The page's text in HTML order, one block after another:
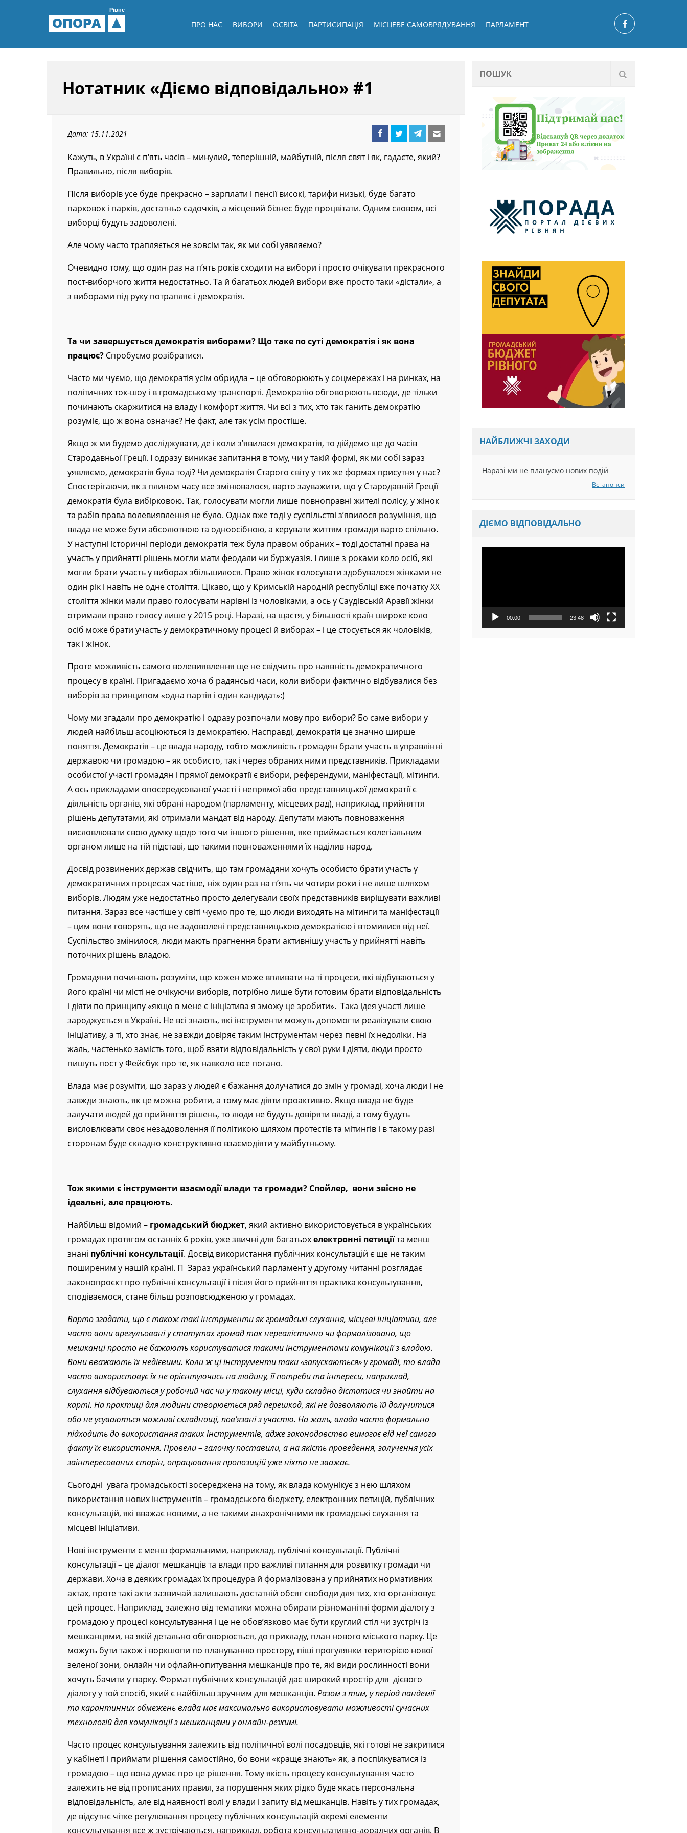
ОПОРА
Рівне
ПРО НАС ВИБОРИ ОСВІТА ПАРТИСИПАЦІЯ МІСЦЕВЕ САМОВРЯДУВАННЯ ПАРЛАМЕНТ
Нотатник «Діємо відповідально» #1
Дата: 15.11.2021
Кажуть, в Україні є п‘ять часів – минулий, теперішній, майбутній, після свят і як, гадаєте, який?
Правильно, після виборів.
Після виборів усе буде прекрасно – зарплати і пенсії високі, тарифи низькі, буде багато
парковок і парків, достатньо садочків, а місцевий бізнес буде процвітати. Одним словом, всі
виборці будуть задоволені.
Але чому часто трапляється не зовсім так, як ми собі уявляємо?
Очевидно тому, що один раз на п’ять років сходити на вибори і просто очікувати прекрасного
пост-виборчого життя недостатньо. Та й багатьох людей вибори вже просто таки «дістали», а
з виборами під руку потрапляє і демократія.
Та чи завершується демократія виборами? Що таке по суті демократія і як вона
працює? Спробуємо розібратися.
Часто ми чуємо, що демократія усім обридла – це обговорюють у соцмережах і на ринках, на
політичних ток-шоу і в громадському транспорті. Демократію обговорюють всюди, де тільки
починають скаржитися на владу і комфорт життя. Чи всі з тих, хто так ганить демократію
розуміє, що ж вона означає? Не факт, але так усім простіше.
Якщо ж ми будемо досліджувати, де і коли з’явилася демократія, то дійдемо ще до часів
Стародавньої Греції. І одразу виникає запитання в тому, чи у такій формі, як ми собі зараз
уявляємо, демократія була тоді? Чи демократія Старого світу у тих же формах присутня у нас?
Спостерігаючи, як з плином часу все змінювалося, варто зауважити, що у Стародавній Греції
демократія була вибірковою. Так, голосувати могли лише повноправні жителі полісу, у жінок
та рабів права волевиявлення не було. Однак вже тоді у суспільстві з’явилося розуміння, що
влада не може бути абсолютною та одноосібною, а керувати життям громади варто спільно.
У наступні історичні періоди демократія теж була правом обраних – тоді достатні права на
участь у прийнятті рішень могли мати феодали чи буржуазія. І лише з роками коло осіб, які
могли брати участь у виборах збільшилося. Право жінок голосувати здобувалося жінками не
один рік і навіть не одне століття. Цікаво, що у Кримській народній республіці вже початку XX
століття жінки мали право голосувати нарівні із чоловіками, а ось у Саудівській Аравії жінки
отримали право голосу лише у 2015 році. Наразі, на щастя, у більшості країн широке коло
осіб може брати участь у демократичному процесі й виборах – і це стосується як чоловіків,
так і жінок.
Проте можливість самого волевиявлення ще не свідчить про наявність демократичного
процесу в країні. Пригадаємо хоча б радянські часи, коли вибори фактично відбувалися без
виборів за принципом «одна партія і один кандидат»:)
Чому ми згадали про демократію і одразу розпочали мову про вибори? Бо саме вибори у
людей найбільш асоціюються із демократією. Насправді, демократія це значно ширше
поняття. Демократія – це влада народу, тобто можливість громадян брати участь в управлінні
державою чи громадою – як особисто, так і через обраних ними представників. Прикладами
особистої участі громадян і прямої демократії є вибори, референдуми, маніфестації, мітинги.
А ось прикладами опосередкованої участі і непрямої або представницької демократії є
діяльність органів, які обрані народом (парламенту, місцевих рад), наприклад, прийняття
рішень депутатами, які отримали мандат від народу. Депутати мають повноваження
висловлювати свою думку щодо того чи іншого рішення, яке приймається колегіальним
органом лише на тій підставі, що такими повноваженнями їх наділив народ.
Досвід розвинених держав свідчить, що там громадяни хочуть особисто брати участь у
демократичних процесах частіше, ніж один раз на п’ять чи чотири роки і не лише шляхом
виборів. Людям уже недостатньо просто делегували своїх представників вирішувати важливі
питання. Зараз все частіше у світі чуємо про те, що люди виходять на мітинги та маніфестації
– цим вони говорять, що не задоволені представницькою демократією і втомилися від неї.
Суспільство змінилося, люди мають прагнення брати активнішу участь у прийнятті навіть
поточних рішень владою.
Громадяни починають розуміти, що кожен може впливати на ті процеси, які відбуваються у
його країні чи місті не очікуючи виборів, потрібно лише бути готовим брати відповідальність
і діяти по принципу «якщо в мене є ініціатива я зможу це зробити». Така ідея участі лише
зароджується в Україні. Не всі знають, які інструменти можуть допомогти реалізувати свою
ініціативу, а ті, хто знає, не завжди довіряє таким інструментам через певні їх недоліки. На
жаль, частенько замість того, щоб взяти відповідальність у свої руки і діяти, люди просто
пишуть пост у Фейсбук про те, як навколо все погано.
Влада має розуміти, що зараз у людей є бажання долучатися до змін у громаді, хоча люди і не
завжди знають, як це можна робити, а тому має діяти проактивно. Якщо влада не буде
залучати людей до прийняття рішень, то люди не будуть довіряти владі, а тому будуть
висловлювати своє незадоволення її політикою шляхом протестів та мітингів і в такому разі
сторонам буде складно конструктивно взаємодіяти у майбутньому.
Тож якими є інструменти взаємодії влади та громади? Спойлер, вони звісно не
ідеальні, але працюють.
Найбільш відомий – громадський бюджет, який активно використовується в українських
громадах протягом останніх 6 років, уже звичні для багатьохелектронні петиціїта менш
знані публічні консультації. Досвід використання публічних консультацій є ще не таким
поширеним у нашій країні. П Зараз український парламент у другому читанні розглядає
законопроєкт про публічні консультації і після його прийняття практика консультування,
сподіваємося, стане більш розповсюдженою у громадах.
Варто згадати, що є також такі інструменти як громадські слухання, місцеві ініціативи, але
часто вони врегульовані у статутах громад так нереалістично чи формалізовано, що
мешканці просто не бажають користуватися такими інструментами комунікації з владою.
Вони вважають їх недієвими. Коли ж ці інструменти таки «запускаються» у громаді, то влада
часто використовує їх не орієнтуючись на людину, її потреби та інтереси, наприклад,
слухання відбуваються у робочий час чи у такому місці, куди складно дістатися чи знайти на
карті. На практиці для людини створюється ряд перешкод, які не дозволяють їй долучитися
або не усуваються можливі складнощі, пов’язані з участю. На жаль, влада часто формально
підходить до використання таких інструментів, адже законодавство вимагає від неї самого
факту їх використання. Провели – галочку поставили, а на якість проведення, залучення усіх
заінтересованих сторін, опрацювання пропозицій уже ніхто не зважає.
Сьогодні увага громадськості зосереджена на тому, як влада комунікує з нею шляхом
використання нових інструментів – громадського бюджету, електронних петицій, публічних
консультацій, які вважає новими, а не такими анахронічними як громадські слухання та
місцеві ініціативи.
Нові інструменти є менш формальними, наприклад, публічні консультації. Публічні
консультації – це діалог мешканців та влади про важливі питання для розвитку громади чи
держави. Хоча в деяких громадах їх процедура й формалізована у прийнятих нормативних
актах, проте такі акти зазвичай залишають достатній обсяг свободи для тих, хто організовує
цей процес. Наприклад, залежно від тематики можна обирати різноманітні форми діалогу з
громадою у процесі консультування і це не обов’язково має бути круглий стіл чи зустріч із
мешканцями, на якій детально обговорюється, до прикладу, план нового міського парку. Це
можуть бути також і воркшопи по плануванню простору, піші прогулянки територією нової
зеленої зони, онлайн чи офлайн-опитування мешканців про те, які види рослинності вони
хочуть бачити у парку. Формат публічних консультацій дає широкий простір для дієвого
діалогу у той спосіб, який є найбільш зручним для мешканців. Разом з тим, у період пандемії
та карантинних обмежень влада має максимально використовувати можливості сучасних
технологій для комунікації з мешканцями у онлайн-режимі.
Часто процес консультування залежить від політичної волі посадовців, які готові не закритися
у кабінеті і приймати рішення самостійно, бо вони «краще знають» як, а поспілкуватися із
громадою – що вона думає про це рішення. Тому якість процесу консультування часто
залежить не від прописаних правил, за порушення яких рідко буде якась персональна
відповідальність, але від наявності волі у влади і запиту від мешканців. Навіть у тих громадах,
де відсутнє чітке регулювання процесу публічних консультацій окремі елементи
консультування все ж зустрічаються, наприклад, робота консультативно-дорадчих органів. В
НАЙБЛИЖЧІ ЗАХОДИ
Наразі ми не плануємо нових подій
Всі анонси
ДІЄМО ВІДПОВІДАЛЬНО
00:00 23:48